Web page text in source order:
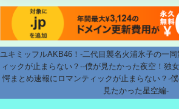
ユキミッフルAKB46！-二代目襲名火浦氷子の一
ィックが止まらない？--僕が見たかった夜空！独
愕まとめ速報にロマンティックが止まらない？-
見たかった星空編-